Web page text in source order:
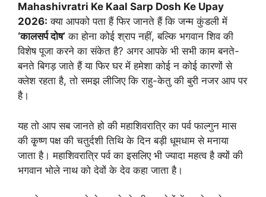
Mahashivratri Ke Kaal Sarp Dosh Ke Upay
2026: क्या आपको पता हैं फिर जानते हैं कि जन्म कुंडली में
‘कालसर्प दोष’ का होना कोई श्राप नहीं, बल्कि भगवान शिव की
विशेष पूजा करने का संकेत है? अगर आपके भी सभी काम बनते-
बनते बिगड़ जाते हैं या फिर घर में हमेशा कोई न कोई कारणों से
क्लेश रहता है, तो समझ लीजिए कि राहु-केतु की बुरी नजर आप पर
है।
यह तो आप सब जानते हो की महाशिवरात्रि का पर्व फाल्गुन मास
की कृ्ष्ण पक्ष की चतुर्दशी तिथि के दिन बड़ी धूमधाम से मनाया
जाता है। महाशिवरात्रि पर्व का इसलिए भी ज्यादा महत्व है क्यों की
भगवान भोले नाथ को देवों के देव कहा जाता है।